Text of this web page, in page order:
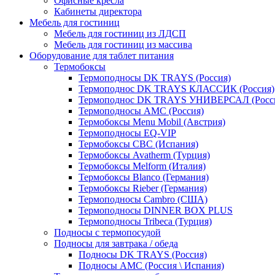
Кабинеты директора
Мебель для гостиниц
Мебель для гостиниц из ЛДСП
Мебель для гостиниц из массива
Оборудование для таблет питания
Термобоксы
Термоподносы DK TRAYS (Россия)
Термоподнос DK TRAYS КЛАССИК (Россия)
Термоподнос DK TRAYS УНИВЕРСАЛ
Термоподносы AMC (Россия)
Термобоксы Menu Mobil (Австрия)
Термоподносы EQ-VIP
Термобоксы CBC (Испания)
Термобоксы Avatherm (Турция)
Термобоксы Melform (Италия)
Термобоксы Blanco (Германия)
Термобоксы Rieber (Германия)
Термоподносы Cambro (США)
Термоподносы DINNER BOX PLUS
Термоподносы Tribeca (Турция)
Подносы с термопосудой
Подносы для завтрака / обеда
Подносы DK TRAYS (Россия)
Подносы AMC (Россия \ Испания)